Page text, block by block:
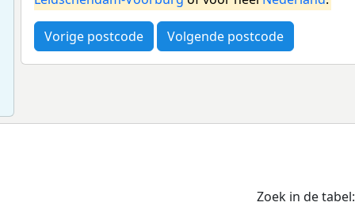
Vorige postcode Volgende postcode
Zoek in de tabel: